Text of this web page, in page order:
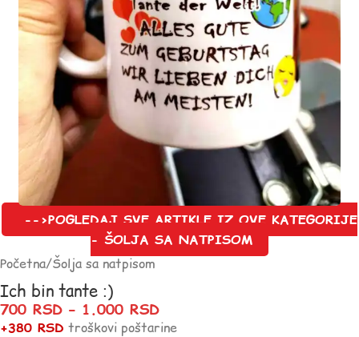
-->POGLEDAJ SVE ARTIKLE IZ OVE KATEGORIJE
- ŠOLJA SA NATPISOM
Početna/Šolja sa natpisom
Ich bin tante :)
700 RSD – 1.000 RSD
+380 RSD troškovi poštarine